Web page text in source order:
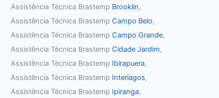
Assistência Técnica Brastemp Brooklin,
Assistência Técnica BrastempCampo Belo,
Assistência Técnica BrastempCampo Grande,
Assistência Técnica BrastempCidade Jardim,
Assistência Técnica Brastemp Ibirapuera,
Assistência Técnica Brastemp Interlagos,
Assistência Técnica Brastemp Ipiranga,